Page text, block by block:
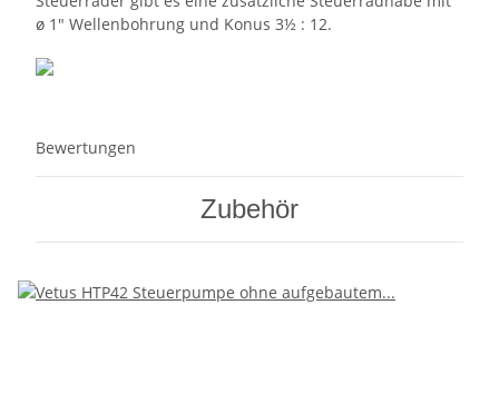
ø 1" Wellenbohrung und Konus 3½ : 12.
Bewertungen
Zubehör